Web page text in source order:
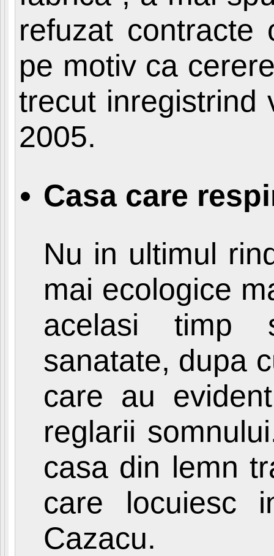
refuzat contracte
pe motiv ca
trecut inregistrind
2005.
Casa care
Nu in ultimul
mai ecologice
acelasi timp
sanatate, dupa
care au
reglarii
casa din lemn
care locuiesc
Cazacu.